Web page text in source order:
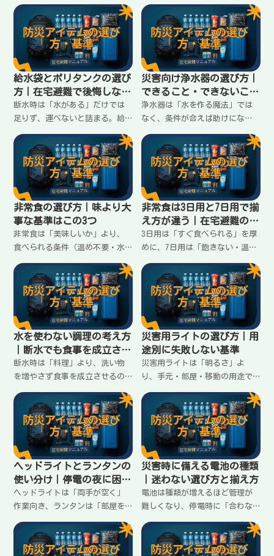
る。在宅避難で臭いを広げない
ために必要な条件と揃え方をま
とめます。
く。3日・7日の目安、家で無理
なく置ける配置、足りない時の
優先順位をまとめます。
給水袋とポリタンクの選び
方｜在宅避難で後悔しない
条件
断水時は「水がある」だけでは
足りず、運べないと詰まる。給
さ・注ぎやすさ・置ける形で選
ぶのがコツ。失敗しない条件と
使い分けをまとめます。
災害向け浄水器の選び方｜
できること・できないこと
を先に知る
浄水器は「水を作る魔法」では
なく、条件が合えば助けにな
ないために、浄水器でできるこ
と／難しいこと、選ぶ基準（除
去対象・容量・手入れ）を整理
します。
非常食の選び方｜味より大
事な基準はこの3つ
非常食は「美味しいか」より、
食べられる条件（温め不要・水
い）が重要。在宅避難で失敗し
ない3つの基準と、買う順番をま
とめます。
非常食は3日用と7日用で揃
え方が違う｜在宅避難の現
実に合わせる
3日用は「すぐ食べられる」を厚
めに、7日用は「飽きない・温め
食を3日→7日に伸ばすときの揃
え方の違いと、失敗しない組み
立てをまとめます。
水を使わない調理の考え方
｜断水でも食事を成立させ
るコツ
断水時は「料理」より、洗い物
を増やさず食事を成立させるの
調理などの考え方と、在宅避難
で無理なく回す順番をまとめま
災害用ライトの選び方｜用
途別に失敗しない基準
災害用ライトは「明るさ」よ
り、手元・部屋・移動の用途で
時に困らないための必要数の考
え方と、電池・充電の落とし穴
も整理します。
ヘッドライトとランタンの
使い分け｜停電の夜に困ら
ない選び方
ヘッドライトは「両手が空く」
作業向き、ランタンは「部屋を
困らないための役割分担と、家
での置き場所の決め方をまとめ
災害時に備える電池の種類
｜迷わない選び方と揃え方
電池は種類が増えるほど管理が
難しくなり、停電時に「合わな
に揃える考え方、充電池の扱
い、交換の優先順位を在宅避難